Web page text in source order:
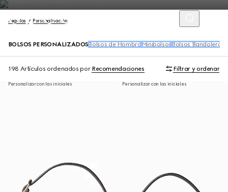
Regalos Personalisación
BOLSOS PERSONALIZADOS Bolsos de Hombro Minibolsos Bolsos Bandoleras
198 Artículos ordenados por Recomendaciones Filtrar y ordenar
Personalizar con las iniciales Personalizar con las iniciales